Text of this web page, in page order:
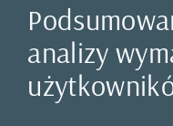
analizy